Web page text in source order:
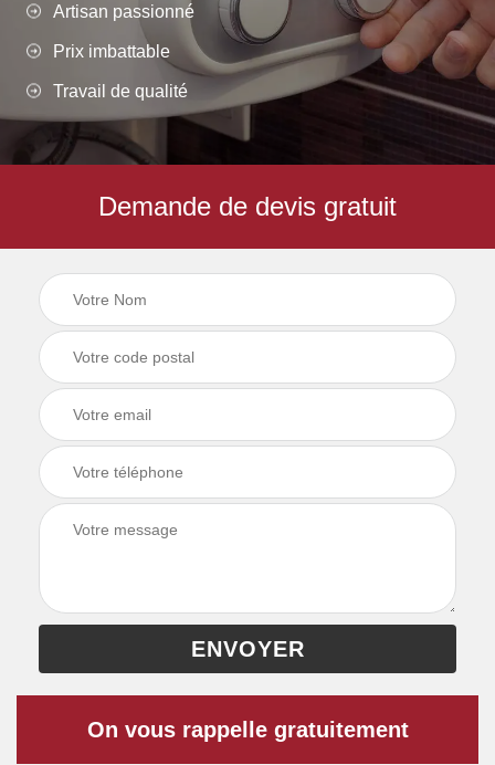
Artisan passionné
Prix imbattable
Travail de qualité
Demande de devis gratuit
On vous rappelle gratuitement